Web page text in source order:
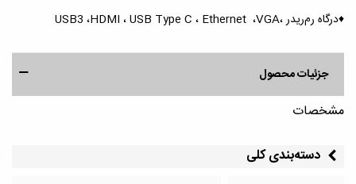
♦️درگاه رم‌ریدر ،USB3 ،HDMI ، USB Type C ، Ethernet ،VGA
جزئیات محصول
مشخصات
دسته‌بندی کلی